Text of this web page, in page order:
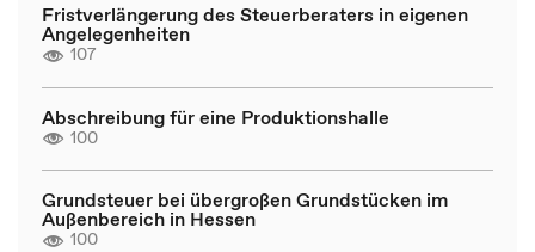
Fristverlängerung des Steuerberaters in eigenen
Angelegenheiten
107
Abschreibung für eine Produktionshalle
100
Grundsteuer bei übergroßen Grundstücken im
Außenbereich in Hessen
100